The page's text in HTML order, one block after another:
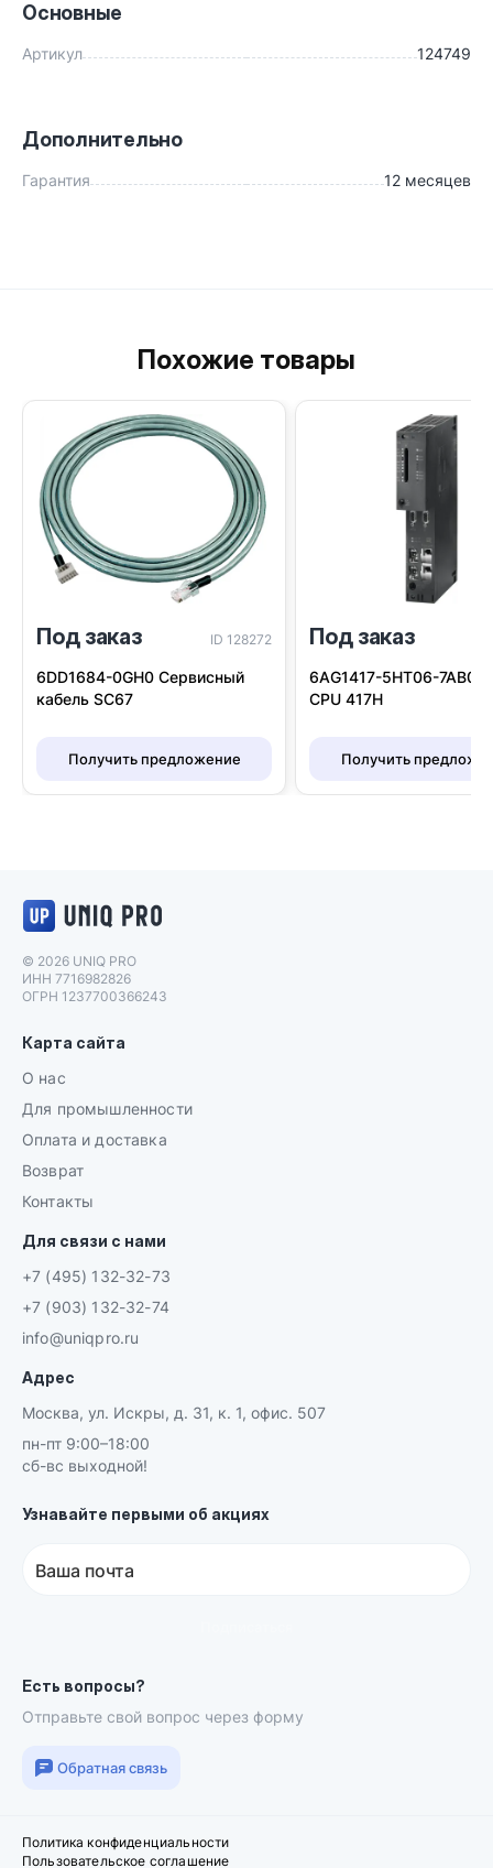
Основные
Артикул 124749
Дополнительно
Гарантия 12 месяцев
Похожие товары
Под заказ ID 128272
6DD1684-0GH0 Сервисный
кабель SC67
Получить предложение
Под заказ
6AG1417-5HT06-7AB0
CPU 417H
Получить
© 2026 UNIQ PRO
ИНН 7716982826
ОГРН 1237700366243
Карта сайта
О нас
Для промышленности
Оплата и доставка
Возврат
Контакты
Для связи с нами
+7 (495) 132-32-73
+7 (903) 132-32-74
info@uniqpro.ru
Адрес
Москва, ул. Искры, д. 31, к. 1, офис. 507
пн-пт 9:00–18:00
сб-вс выходной!
Узнавайте первыми об акциях
Ваша почта
Есть вопросы?
Отправьте свой вопрос через форму
Обратная связь
Политика конфиденциальности
Пользовательское соглашение